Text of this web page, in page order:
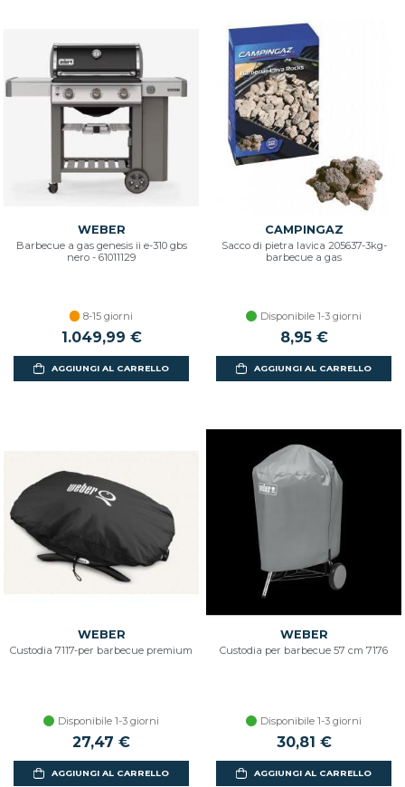
WEBER
Barbecue a gas genesis ii e-310 gbs
nero - 61011129
8-15 giorni
1.049,99 €
AGGIUNGI AL CARRELLO
CAMPINGAZ
Sacco di pietra lavica 205637-3kg-
barbecue a gas
Disponibile 1-3 giorni
8,95 €
AGGIUNGI AL CARRELLO
WEBER
Custodia 7117-per barbecue premium
Disponibile 1-3 giorni
27,47 €
AGGIUNGI AL CARRELLO
WEBER
Custodia per barbecue 57 cm 7176
Disponibile 1-3 giorni
30,81 €
AGGIUNGI AL CARRELLO